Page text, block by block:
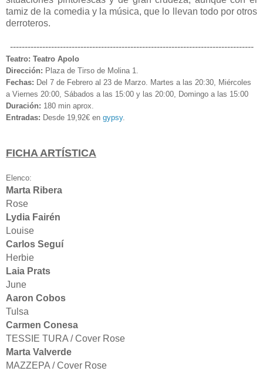
tamiz de la comedia y la música, que lo llevan todo por otros
derroteros.
-----------------------------------------------------------------------------------
Teatro: Teatro Apolo
Dirección: Plaza de Tirso de Molina 1.
Fechas: Del 7 de Febrero al 23 de Marzo. Martes a las 20:30, Miércoles
a Viernes 20:00, Sábados a las 15:00 y las 20:00, Domingo a las 15:00
Duración: 180 min aprox.
Entradas: Desde 19,92€ en gypsy.
FICHA ARTÍSTICA
Elenco:
Marta Ribera
Rose
Lydia Fairén
Louise
Carlos Seguí
Herbie
Laia Prats
June
Aaron Cobos
Tulsa
Carmen Conesa
TESSIE TURA / Cover Rose
Marta Valverde
MAZZEPA / Cover Rose